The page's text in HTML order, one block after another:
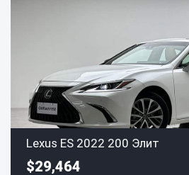
Lexus ES 2022 200 Элит
$29,464